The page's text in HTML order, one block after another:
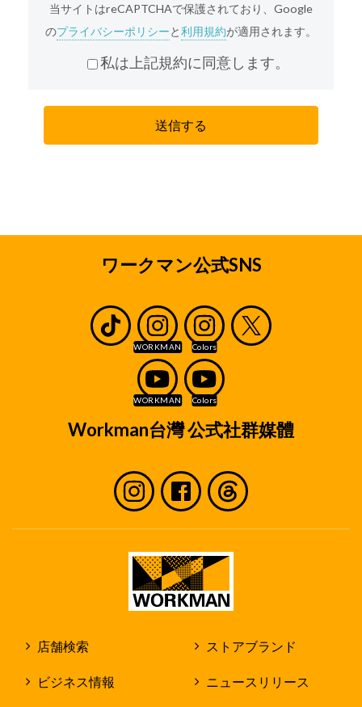
弊社は、個人情報重要性を認識し、個人情報の適
切な管理を行うことが、弊社の事業活動の基本で
あると共に、弊社の社会的責務であると考えてお
ります。弊社は、責任をもって個人情報を保護す
き、本サイトを通じて収集する個人情報(本サイト
を通じてお客様から収集させていただく、氏名、
住所、電話番号、メールアドレス等、お客様個人
弊社の直営店及びワークマンとフランチャイズ契
クマンとエリアフランチャイズ契約を締結してい
るエリアフランチャイジーの直営店及び加盟店を
含みます。以下、直営店と加盟店をあわせて「店
舗」といいます。)の採用業務、ならびに内定もし
くは入社後の人事管理に必要な範囲に限定してお
取り扱いいたします。
取り扱い方法
個人情報は、原則として弊社及び店舗内での
みお取り扱いいたします。
に、個人情報を当該第三者に開示する場合が
個人情報を第三者に開示する場合であって
も、弊社の個人情報保護規程に従って弊社の
当サイトはreCAPTCHAで保護されており、Google
のプライバシーポリシーと利用規約が適用されます。
私は上記規約に同意します。
ワークマン公式SNS
Workman台灣 公式社群媒體
店舗検索 ストアブランド
ビジネス情報 ニュースリリース